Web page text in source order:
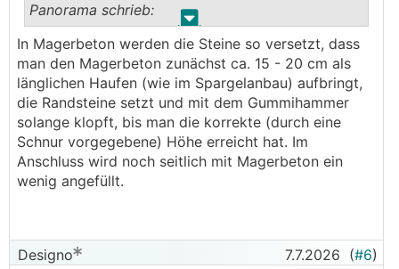
. .
Panorama schrieb:
Im Bereich der Einblas-/Absaugstutzen des
Pelletlagers habe ich eine ähnliche Situation. Hier
habe ich Kantensteine in Magerbeton gesetzt
und ein Auflager aus einem verzinkten
Winkeleisen montiert. Darauf liegt ein auf Maß
gefertigter Gitterrost. Das ist die einfachste
Variante. Magerbeton kann man auch liefern
lassen. Dann ist das Ganze relativ einfach
Vom betonieren mit einer Schalung würde ich
dringend abraten. Das ist sehr aufwändig. Auch
In Magerbeton werden die Steine so versetzt, dass
man den Magerbeton zunächst ca. 15 - 20 cm als
länglichen Haufen (wie im Spargelanbau) aufbringt,
die Randsteine setzt und mit dem Gummihammer
solange klopft, bis man die korrekte (durch eine
Schnur vorgegebene) Höhe erreicht hat. Im
Anschluss wird noch seitlich mit Magerbeton ein
wenig angefüllt.
Designo 7.7.2026 (#6)